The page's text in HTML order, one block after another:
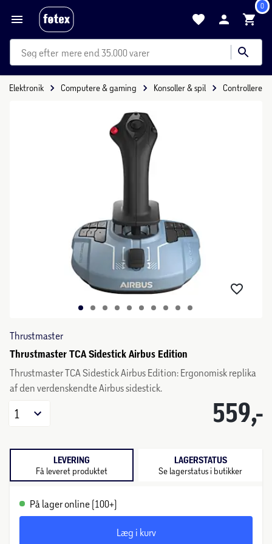
0
mere end 35.000 varer
Elektronik Computere & gaming Konsoller & spil Controllere
Thrustmaster
Thrustmaster TCA Sidestick Airbus Edition
Thrustmaster TCA Sidestick Airbus Edition: Ergonomisk replika
af den verdenskendte Airbus sidestick.
559,-
1
LEVERING
Få leveret produktet
LAGERSTATUS
Se lagerstatus i butikker
På lager online (100+)
Læg i kurv